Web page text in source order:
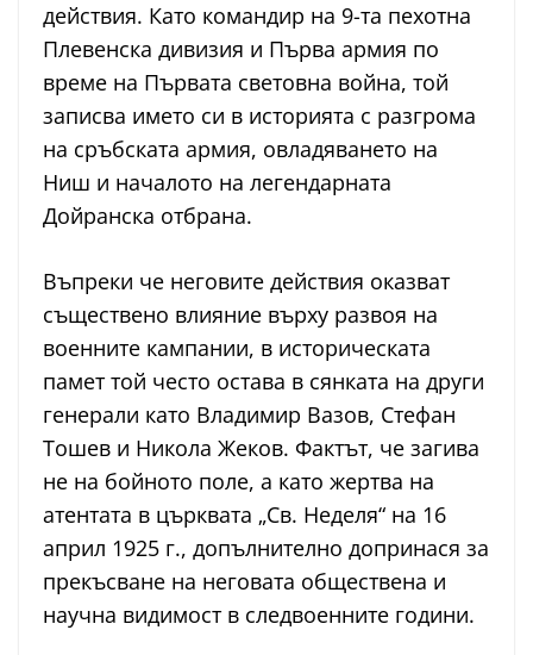
действия. Като командир на 9-та пехотна
Плевенска дивизия и Първа армия по
време на Първата световна война, той
записва името си в историята с разгрома
на сръбската армия, овладяването на
Ниш и началото на легендарната
Дойранска отбрана.
Въпреки че неговите действия оказват
съществено влияние върху развоя на
военните кампании, в историческата
памет той често остава в сянката на други
генерали като Владимир Вазов, Стефан
Тошев и Никола Жеков. Фактът, че загива
не на бойното поле, а като жертва на
атентата в църквата „Св. Неделя“ на 16
април 1925 г., допълнително допринася за
прекъсване на неговата обществена и
научна видимост в следвоенните години.